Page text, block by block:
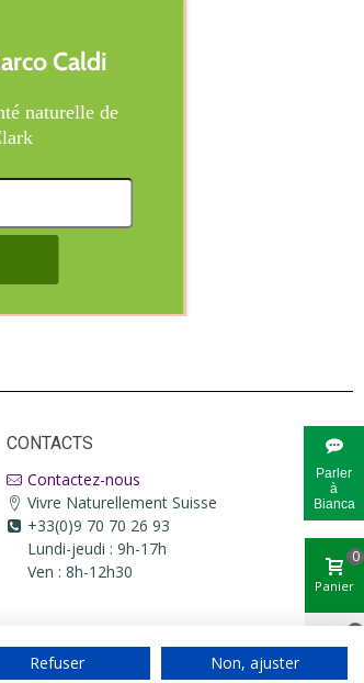
CONTACTS
Contactez-nous
Vivre Naturellement Suisse
+33(0)9 70 70 26 93
Lundi-jeudi : 9h-17h
Ven : 8h-12h30
Parler
à
Bianca
Panier
0
0
Refuser Non, ajuster